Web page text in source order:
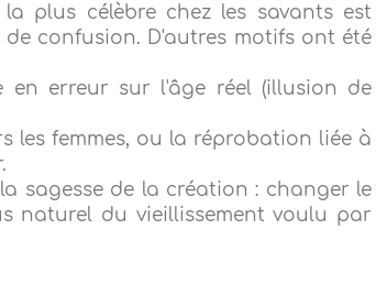
plus célèbre chez les savants est
confusion. D'autres motifs ont été
en erreur sur l'âge réel (illusion de
les femmes, ou la réprobation liée à
sagesse de la création : changer le
naturel du vieillissement voulu par